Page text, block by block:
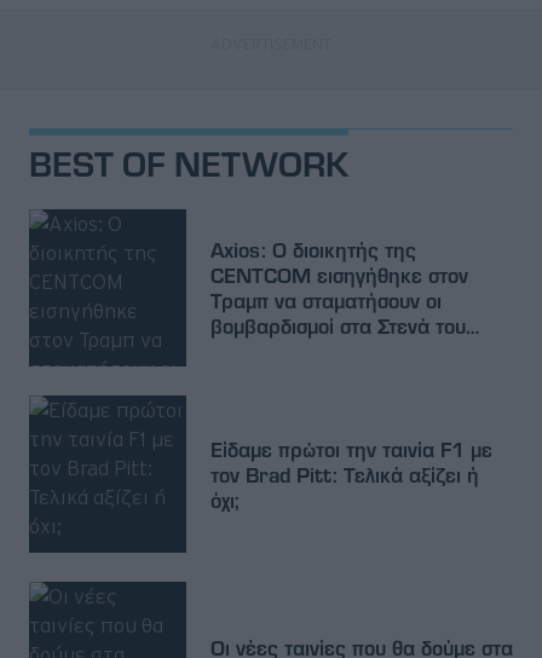
BEST OF NETWORK
Axios: Ο διοικητής της
CENTCOM εισηγήθηκε στον
Τραμπ να σταματήσουν οι
βομβαρδισμοί στα Στενά του
Είδαμε πρώτοι την ταινία F1 με
τον Brad Pitt: Τελικά αξίζει ή
όχι;
Οι νέες ταινίες που θα δούμε στα